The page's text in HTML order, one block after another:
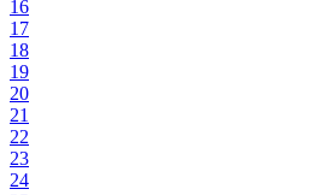
16
17
18
19
20
21
22
23
24